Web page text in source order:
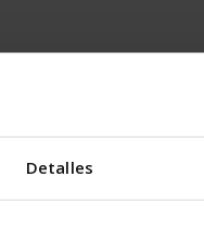
Detalles